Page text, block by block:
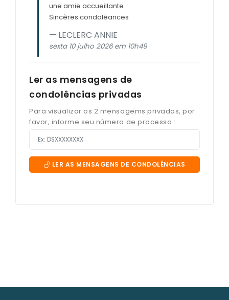
une amie accueillante
Sincères condoléances
LECLERC ANNIE
sexta 10 julho 2026 em 10h49
Ler as mensagens de
condolências privadas
Para visualizar os 2 mensagems privadas, por
favor, informe seu número de processo :
LER AS MENSAGENS DE CONDOLÊNCIAS